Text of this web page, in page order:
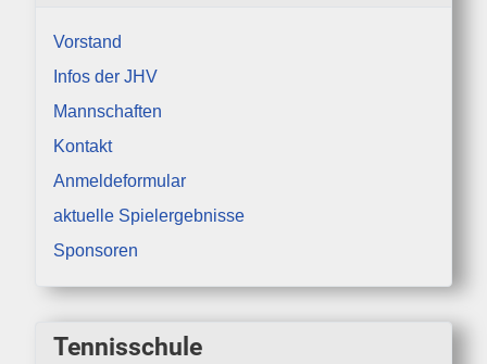
Tennisschule
Vorstand
Infos der JHV
Mannschaften
Kontakt
Anmeldeformular
aktuelle Spielergebnisse
Sponsoren